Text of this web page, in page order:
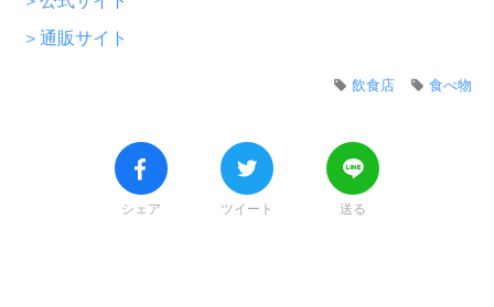
＞通販サイト
食べ物
飲食店
シェア ツイート 送る